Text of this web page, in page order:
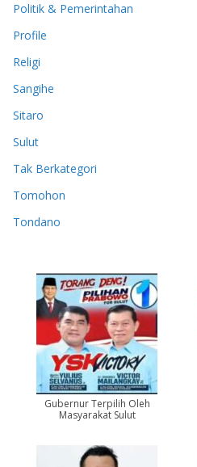
Politik & Pemerintahan
Profile
Religi
Sangihe
Sitaro
Sulut
Tak Berkategori
Tomohon
Tondano
Gubernur Terpilih Oleh
Masyarakat Sulut